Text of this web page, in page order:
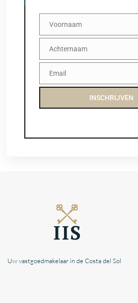
Voornaam
Voornaam
Achternaam
Achternaam
EmailEmail
INSCHRIJVEN
Uw vastgoedmakelaar in de Costa del Sol